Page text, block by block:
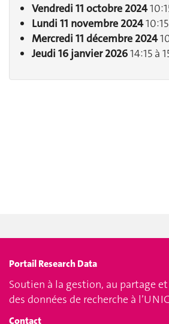
Vendredi 11 octobre 2024
Lundi 11 novembre 2024
Mercredi 11 décembre 2024
Jeudi 16 janvier 202614:15 à
Portail Research Data
Soutien à la gestion, au partage
des données de recherche à
Contact